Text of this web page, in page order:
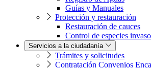
Guías y Manuales
Protección y restauración
Restauración de cauces
Control de especies
Servicios a la ciudadanía
Trámites y solicitudes
Contratación Convenios